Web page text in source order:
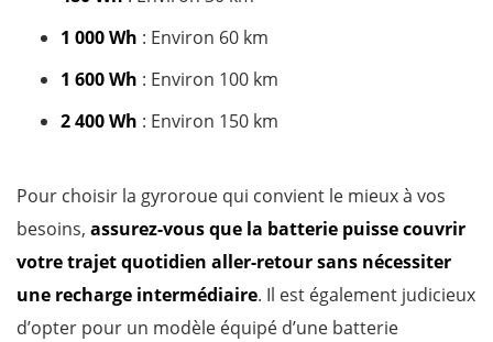
1 000 Wh : Environ 60 km
1 600 Wh : Environ 100 km
2 400 Wh : Environ 150 km
Pour choisir la gyroroue qui convient le mieux à vos
besoins, assurez-vous que la batterie puisse couvrir
votre trajet quotidien aller-retour sans nécessiter
une recharge intermédiaire. Il est également judicieux
d’opter pour un modèle équipé d’une batterie